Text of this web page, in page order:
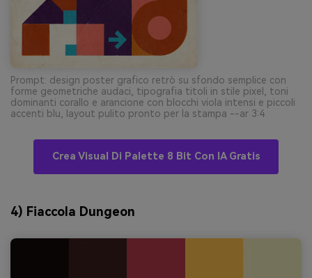
Prompt: design poster grafico retrò su sfondo semplice con
forme geometriche audaci, tipografia titoli in stile pixel, toni
dominanti corallo e arancione con blocchi viola intensi e piccoli
accenti blu, layout pulito pronto per la stampa --ar 3:4
Crea Visual Di Palette 8 Bit Con IA Gratis
4) Fiaccola Dungeon